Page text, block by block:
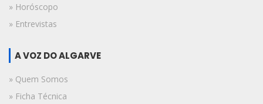
» Horóscopo
» Entrevistas
A VOZ DO ALGARVE
» Quem Somos
» Ficha Técnica